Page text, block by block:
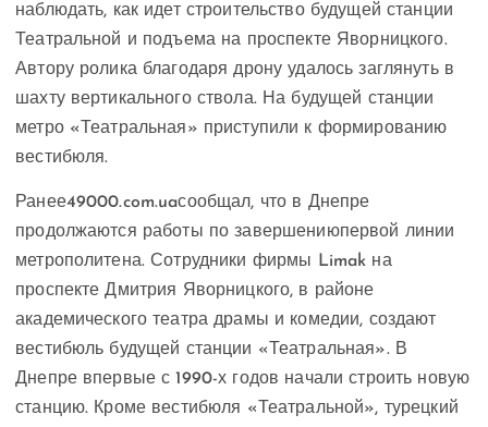
наблюдать, как идет строительство будущей станции
Театральной и подъема на проспекте Яворницкого.
Автору ролика благодаря дрону удалось заглянуть в
шахту вертикального ствола. На будущей станции
метро «Театральная» приступили к формированию
вестибюля.
Ранее49000.com.uaсообщал, что в Днепре
продолжаются работы по завершениюпервой линии
метрополитена. Сотрудники фирмы Limak на
проспекте Дмитрия Яворницкого, в районе
академического театра драмы и комедии, создают
вестибюль будущей станции «Театральная». В
Днепре впервые с 1990-х годов начали строить новую
станцию. Кроме вестибюля «Театральной», турецкий